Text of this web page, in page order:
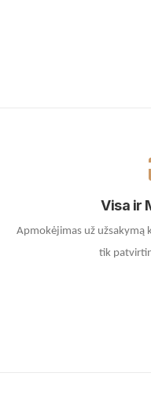
Visa ir
Apmokėjimas už užsakymą
tik